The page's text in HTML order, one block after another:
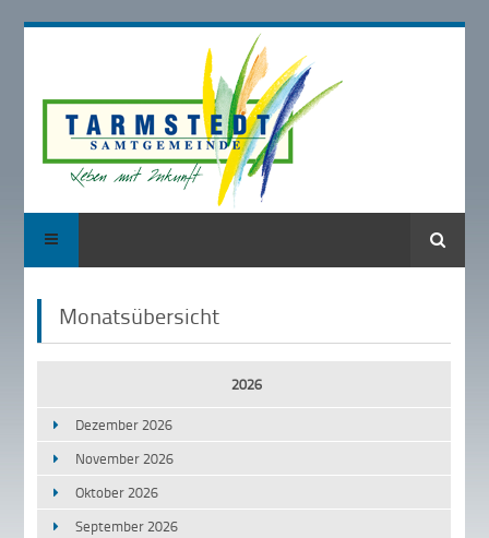
Suche
Monatsübersicht
2026
Dezember 2026
November 2026
Oktober 2026
September 2026